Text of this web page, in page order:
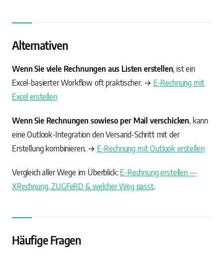
Alternativen
Wenn Sie viele Rechnungen aus Listen erstellen, ist ein
Excel-basierter Workflow oft praktischer. → E-Rechnung mit
Excel erstellen
Wenn Sie Rechnungen sowieso per Mail verschicken, kann
eine Outlook-Integration den Versand-Schritt mit der
Erstellung kombinieren. → E-Rechnung mit Outlook erstellen
Vergleich aller Wege im Überblick: E-Rechnung erstellen —
XRechnung, ZUGFeRD & welcher Weg passt.
Häufige Fragen